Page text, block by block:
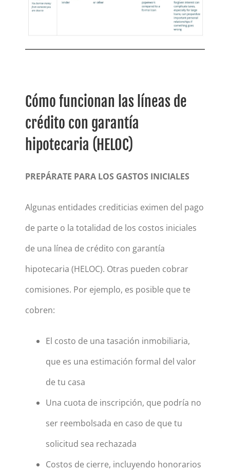
Cómo funcionan las líneas de
crédito con garantía
hipotecaria (HELOC)
PREPÁRATE PARA LOS GASTOS INICIALES
Algunas entidades crediticias eximen del pago
de parte o la totalidad de los costos iniciales
de una línea de crédito con garantía
hipotecaria (HELOC). Otras pueden cobrar
comisiones. Por ejemplo, es posible que te
cobren:
El costo de una tasación inmobiliaria,
que es una estimación formal del valor
de tu casa
Una cuota de inscripción, que podría no
ser reembolsada en caso de que tu
solicitud sea rechazada
Costos de cierre, incluyendo honorarios